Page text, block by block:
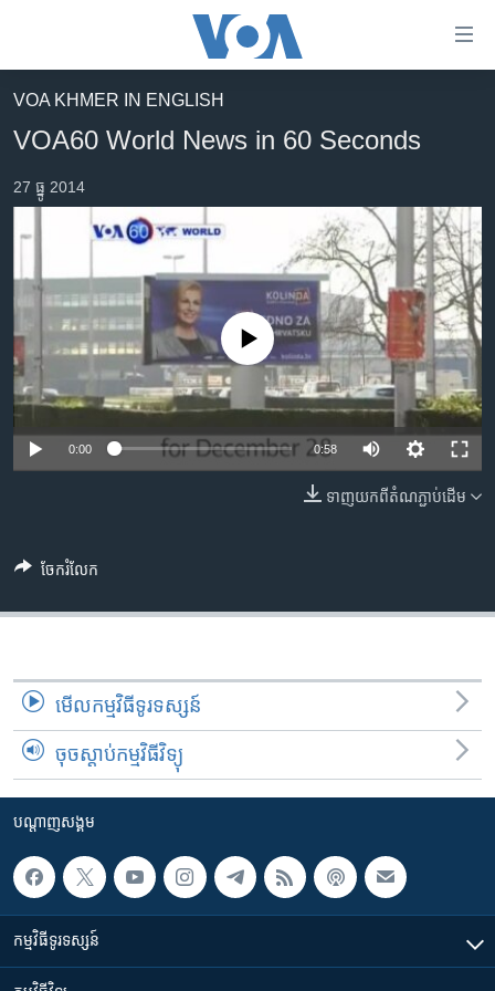
គេហទំព័រ​
រំលង​
និង​
ចូល​
ទៅ​​
ព័ត៌មាន​​
តែ​
ម្តង
រំលង​
និង​
ចូល​
ទំព័រ​
និង​
ទំព័រ​
ស្វែង​
រក
អន្តរជាតិ
អាមេរិក
ចិន
ហេឡូវីអូអេ
កម្ពុជាច្នៃប្រតិដ្ឋ
ព្រឹត្តិការណ៍ព័ត៌មាន
ទូរទស្សន៍ / វីដេអូ​
វិទ្យុ / ផតខាសថ៍
កម្មវិធីទាំងអស់
ភាសា
VOA KHMER IN ENGLISH
VOA60 World News in 60 Seconds
27 ធ្នូ 2014
No media source currently available
0:00 0:58
ទាញ​យក​ពី​តំណភ្ជាប់​ដើម
ចែករំលែក
មើល​កម្មវិធី​ទូរទស្សន៍
ចុចស្តាប់កម្មវិធីវិទ្យុ
បណ្តាញ​សង្គម
កម្មវិធី​ទូរទស្សន៍